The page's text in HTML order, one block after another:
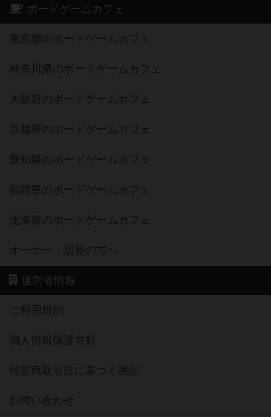
ボードゲームカフェ
東京都のボードゲームカフェ
神奈川県のボードゲームカフェ
大阪府のボードゲームカフェ
京都府のボードゲームカフェ
愛知県のボードゲームカフェ
福岡県のボードゲームカフェ
北海道のボードゲームカフェ
オーナー・店長の方へ
運営者情報
ご利用規約
個人情報保護方針
特定商取引法に基づく表記
お問い合わせ